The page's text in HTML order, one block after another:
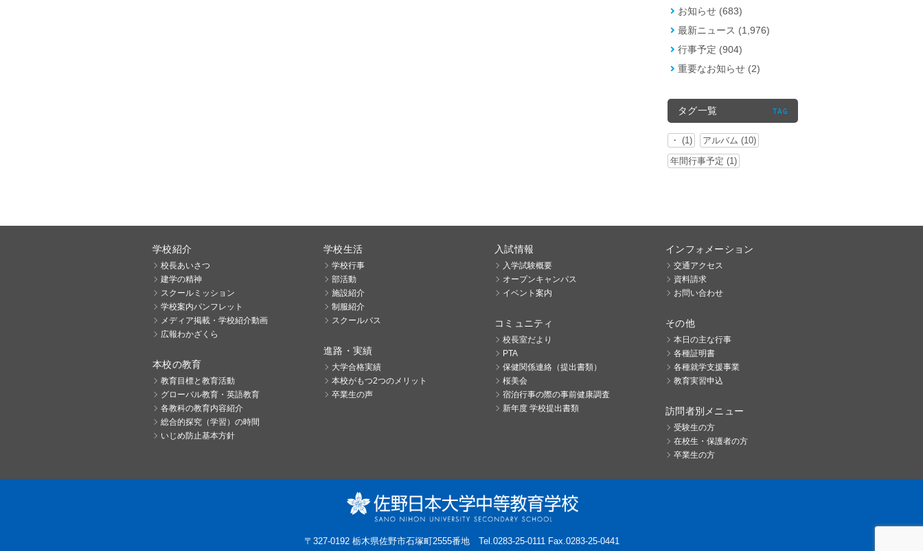
お知らせ (683)
最新ニュース (1,976)
行事予定 (904)
重要なお知らせ (2)
タグ一覧 TAG
・ (1)
アルバム (10)
年間行事予定 (1)
学校紹介
校長あいさつ
建学の精神
スクールミッション
学校案内パンフレット
メディア掲載・学校紹介動画
広報わかざくら
本校の教育
教育目標と教育活動
グローバル教育・英語教育
各教科の教育内容紹介
総合的探究（学習）の時間
いじめ防止基本方針
学校生活
学校行事
部活動
施設紹介
制服紹介
スクールバス
進路・実績
大学合格実績
本校がもつ2つのメリット
卒業生の声
入試情報
入学試験概要
オープンキャンパス
イベント案内
コミュニティ
校長室だより
PTA
保健関係連絡（提出書類）
桜美会
宿泊行事の際の事前健康調査
新年度 学校提出書類
インフォメーション
交通アクセス
資料請求
お問い合わせ
その他
本日の主な行事
各種証明書
各種就学支援事業
教育実習申込
訪問者別メニュー
受験生の方
在校生・保護者の方
卒業生の方
〒327-0192 栃木県佐野市石塚町2555番地 Tel.0283-25-0111 Fax.0283-25-0441